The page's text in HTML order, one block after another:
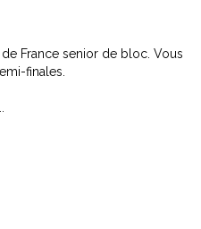
France senior de bloc. Vous
finales.